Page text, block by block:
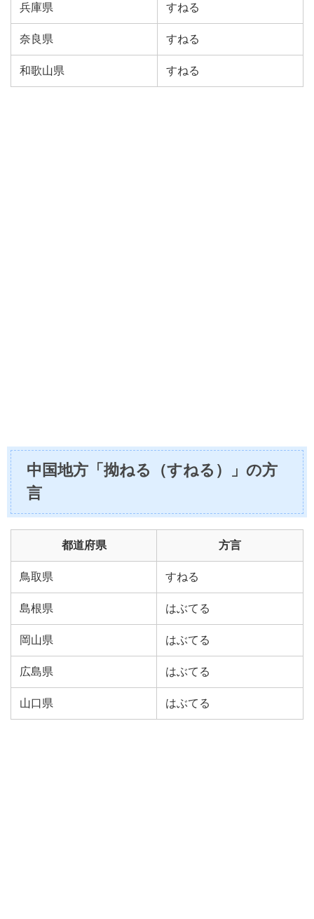
兵庫県 すねる
奈良県 すねる
和歌山県 すねる
中国地方「拗ねる（すねる）」の方
言
都道府県 方言
鳥取県 すねる
島根県 はぶてる
岡山県 はぶてる
広島県 はぶてる
山口県 はぶてる